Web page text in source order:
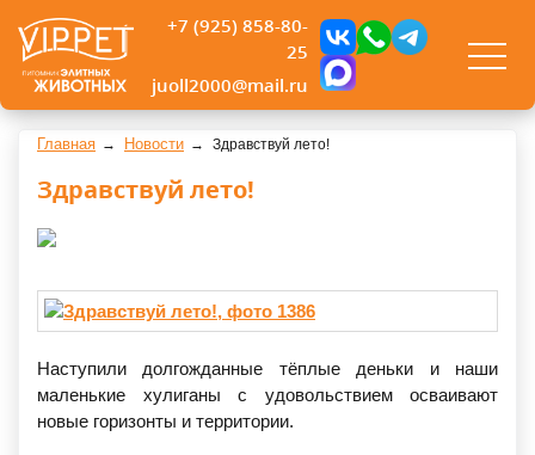
+7 (925) 858-80-
25
juoll2000@mail.ru
Главная Новости Здравствуй лето!
Здравствуй лето!
Наступили долгожданные тёплые деньки и наши
маленькие хулиганы с удовольствием осваивают
новые горизонты и территории.